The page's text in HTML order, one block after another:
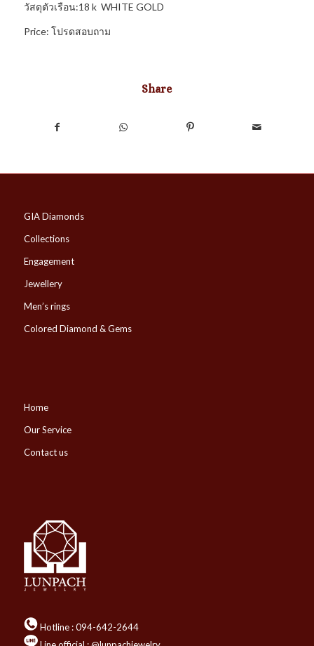
วัสดุตัวเรือน:18 k WHITE GOLD
Price: โปรดสอบถาม
Share
GIA Diamonds
Collections
Engagement
Jewellery
Men’s rings
Colored Diamond & Gems
Home
Our Service
Contact us
Hotline :094-642-2644